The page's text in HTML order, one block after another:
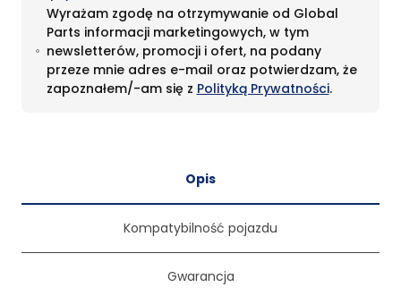
Wyrażam zgodę na otrzymywanie od Global
Parts informacji marketingowych, w tym
newsletterów, promocji i ofert, na podany
przeze mnie adres e-mail oraz potwierdzam, że
zapoznałem/-am się z Polityką Prywatności.
Opis
Kompatybilność pojazdu
Gwarancja